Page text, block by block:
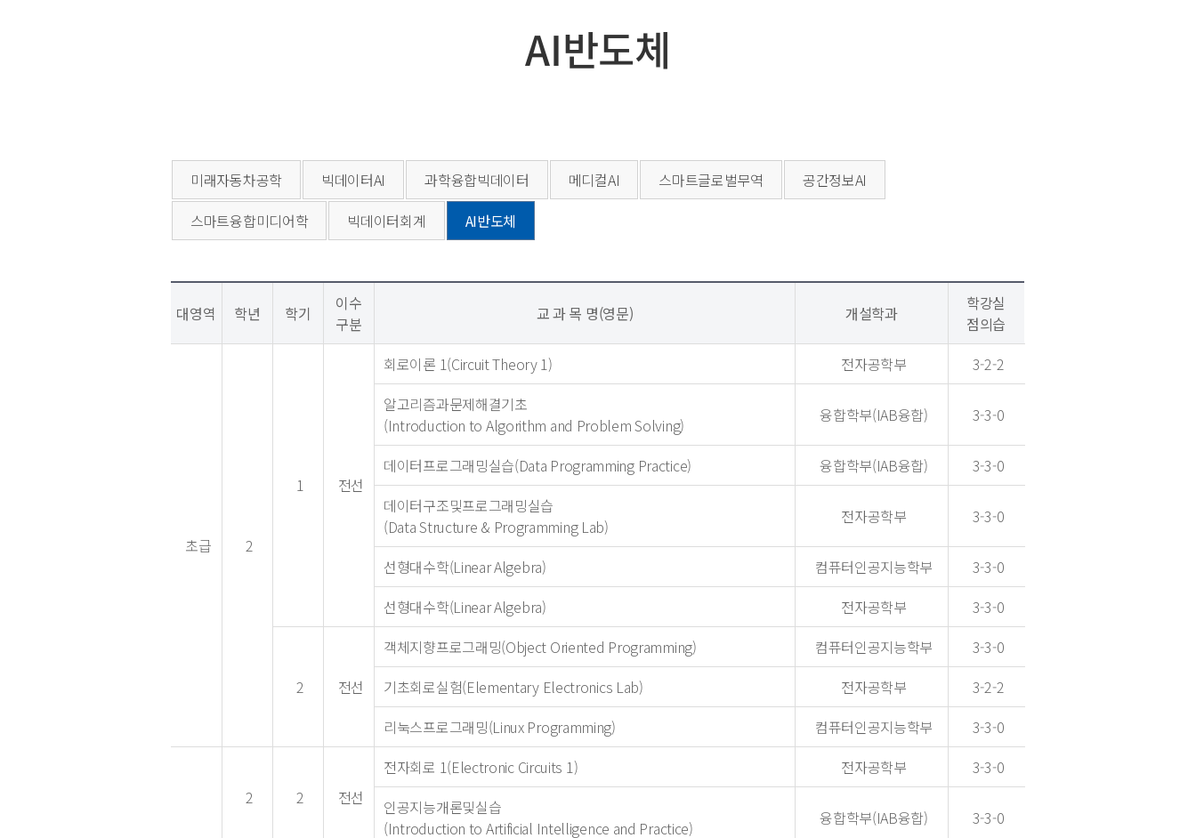
AI반도체
미래자동차공학 빅데이터AI 과학융합빅데이터 메디컬AI 스마트글로벌무역
공간정보AI
스마트융합미디어학
빅데이터회계 AI반도체
대영역 학년 학기
이수
구분
교 과 목 명(영문) 개설학과
학강실
점의습
초급 2
1 전선
회로이론 1(Circuit Theory 1) 전자공학부
3-2-2
알고리즘과문제해결기초
(Introduction to Algorithm and Problem Solving)
융합학부(IAB융합) 3-3-0
데이터프로그래밍실습(Data Programming Practice) 융합학부(IAB융합)
3-3-0
데이터구조및프로그래밍실습
(Data Structure & Programming Lab)
전자공학부 3-3-0
선형대수학(Linear Algebra) 컴퓨터인공지능학부
3-3-0
선형대수학(Linear Algebra)
전자공학부 3-3-0
2 전선
객체지향프로그래밍(Object Oriented Programming) 컴퓨터인공지능학부
3-3-0
기초회로실험(Elementary Electronics Lab)
전자공학부
3-2-2
리눅스프로그래밍(Linux Programming)
컴퓨터인공지능학부 3-3-0
2 2 전선
전자회로 1(Electronic Circuits 1) 전자공학부
3-3-0
인공지능개론및실습
(Introduction to Artificial Intelligence and Practice)
융합학부(IAB융합) 3-3-0